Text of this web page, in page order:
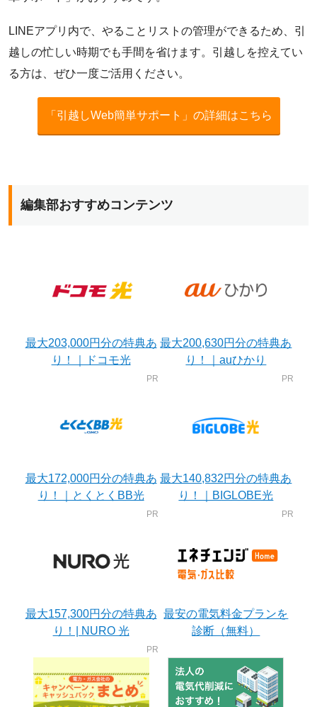
LINEアプリ内で、やることリストの管理ができるため、引
越しの忙しい時期でも手間を省けます。引越しを控えてい
る方は、ぜひ一度ご活用ください。
「引越しWeb簡単サポート」の詳細はこちら
編集部おすすめコンテンツ
最大203,000円分の特典あ
り！｜ドコモ光
最大200,630円分の特典あ
り！｜auひかり
最大172,000円分の特典あ
り！｜とくとくBB光
最大140,832円分の特典あ
り！｜BIGLOBE光
最大157,300円分の特典あ
り！| NURO 光
最安の電気料金プランを
診断（無料）